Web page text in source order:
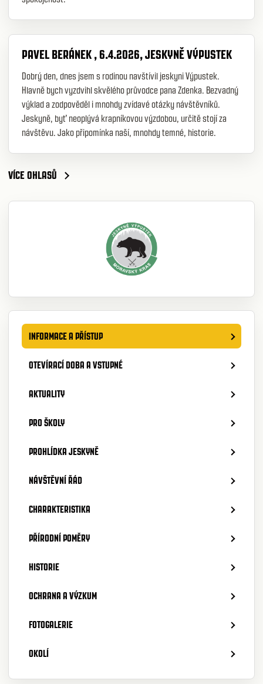
PAVEL BERÁNEK , 6.4.2026, JESKYNĚ VÝPUSTEK
Dobrý den, dnes jsem s rodinou navštívil jeskyni Výpustek.
Hlavně bych vyzdvihl skvělého průvodce pana Zdenka. Bezvadný
výklad a zodpověděl i mnohdy zvídavé otázky návštěvníků.
Jeskyně, byť neoplývá krapníkovou výzdobou, určitě stojí za
návštěvu. Jako připomínka naší, mnohdy temné, historie.
VÍCE OHLASŮ
INFORMACE A PŘÍSTUP
OTEVÍRACÍ DOBA A VSTUPNÉ
AKTUALITY
PRO ŠKOLY
PROHLÍDKA JESKYNĚ
NÁVŠTĚVNÍ ŘÁD
CHARAKTERISTIKA
PŘÍRODNÍ POMĚRY
HISTORIE
OCHRANA A VÝZKUM
FOTOGALERIE
OKOLÍ